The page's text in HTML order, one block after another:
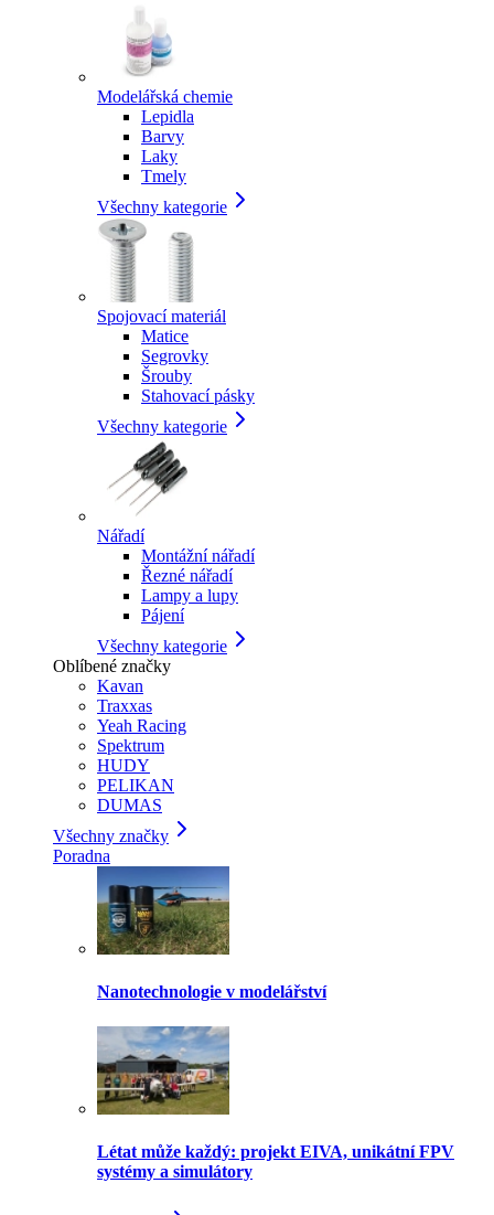
Modelářská chemie
Lepidla
Barvy
Laky
Tmely
Všechny kategorie
Spojovací materiál
Matice
Segrovky
Šrouby
Stahovací pásky
Všechny kategorie
Nářadí
Montážní nářadí
Řezné nářadí
Lampy a lupy
Pájení
Všechny kategorie
Oblíbené značky
Kavan
Traxxas
Yeah Racing
Spektrum
HUDY
PELIKAN
DUMAS
Všechny značky
Poradna
Nanotechnologie v modelářství
Létat může každý: projekt EIVA, unikátní FPV
systémy a simulátory